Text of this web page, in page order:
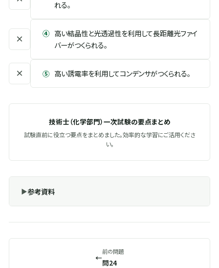
れる。
× ④ 高い結晶性と光透過性を利用して長距離光ファイ
バーがつくられる。
× ⑤ 高い誘電率を利用してコンデンサがつくられる。
技術士（化学部門）一次試験の要点まとめ
試験直前に役立つ要点をまとめました。効率的な学習にご活用くださ
い。
参考資料
←
前の問題
問24